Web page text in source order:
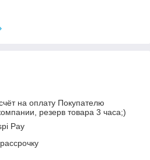
на оплату Покупателю
резерв товара 3 часа;)
Pay